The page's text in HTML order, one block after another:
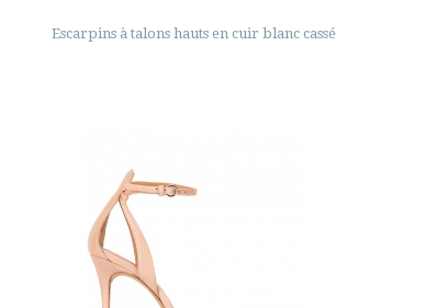
Escarpins à talons hauts en cuir blanc cassé